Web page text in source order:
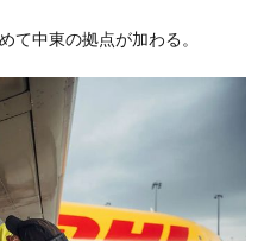
て中東の拠点が加わる。